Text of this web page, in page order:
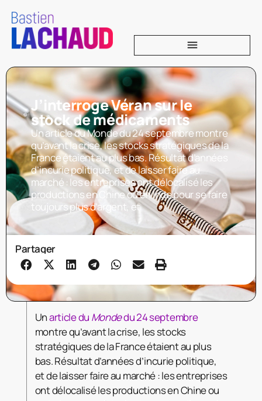
J’interroge Véran sur le
stock de médicaments
Un article du Monde du 24 septembre montre
qu’avant la crise, les stocks stratégiques de la
France étaient au plus bas. Résultat d’années
d’incurie politique, et de laisser faire au
marché : les entreprises ont délocalisé les
productions en Chine ou en Inde pour se faire
toujours plus d’argent, et
Partager
Unarticle du Mondedu 24 septembre
montre qu’avant la crise, les stocks
stratégiques de la France étaient au plus
bas. Résultat d’années d’incurie politique,
et de laisser faire au marché : les entreprises
ont délocalisé les productions en Chine ou